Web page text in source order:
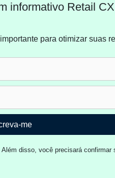
informativo Retail
para otimizar suas
me
Além disso, você precisará confirmar